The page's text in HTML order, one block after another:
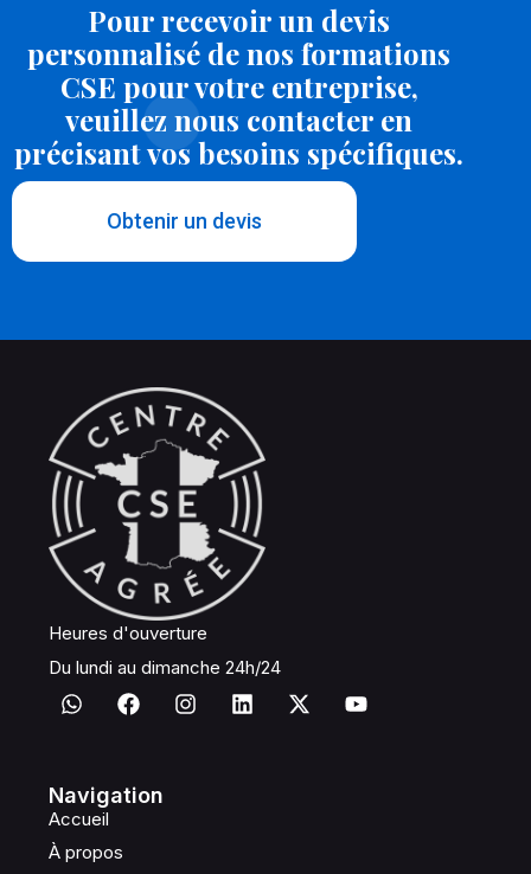
Pour recevoir un devis
personnalisé de nos formations
CSE pour votre entreprise,
veuillez nous contacter en
précisant vos besoins spécifiques.
Obtenir un devis
Heures d'ouverture
Du lundi au dimanche 24h/24
Navigation
Accueil
À propos